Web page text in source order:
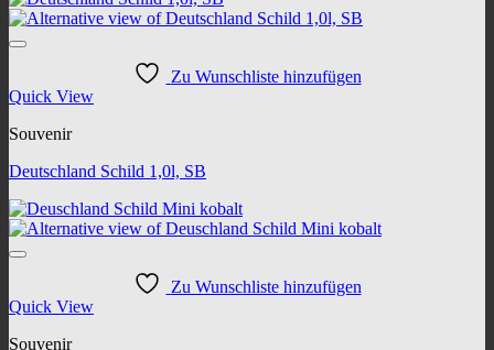
Zu Wunschliste hinzufügen
Quick View
Souvenir
Deutschland Schild 1,0l, SB
Zu Wunschliste hinzufügen
Quick View
Souvenir